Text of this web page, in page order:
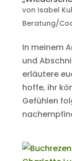
von Isabel
Beratung/
In meinem
und
erläutere
hoffe, ihr
Gefühlen